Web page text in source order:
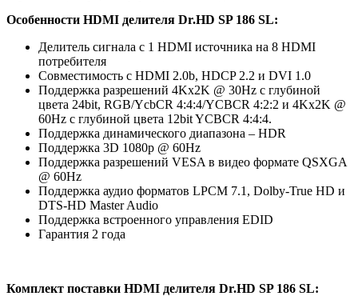
Особенности HDMI делителя Dr.HD SP 186 SL:
Делитель сигнала с 1 HDMI источника на 8 HDMI
потребителя
Совместимость с HDMI 2.0b, HDCP 2.2 и DVI 1.0
Поддержка разрешений 4Kx2K @ 30Hz с глубиной
цвета 24bit, RGB/YcbCR 4:4:4/YCBCR 4:2:2 и 4Kx2K @
60Hz с глубиной цвета 12bit YCBCR 4:4:4.
Поддержка динамического диапазона – HDR
Поддержка 3D 1080p @ 60Hz
Поддержка разрешений VESA в видео формате QSXGA
@ 60Hz
Поддержка аудио форматов LPCM 7.1, Dolby-True HD и
DTS-HD Master Audio
Поддержка встроенного управления EDID
Гарантия 2 года
Комплект поставки HDMI делителя Dr.HD SP 186 SL: